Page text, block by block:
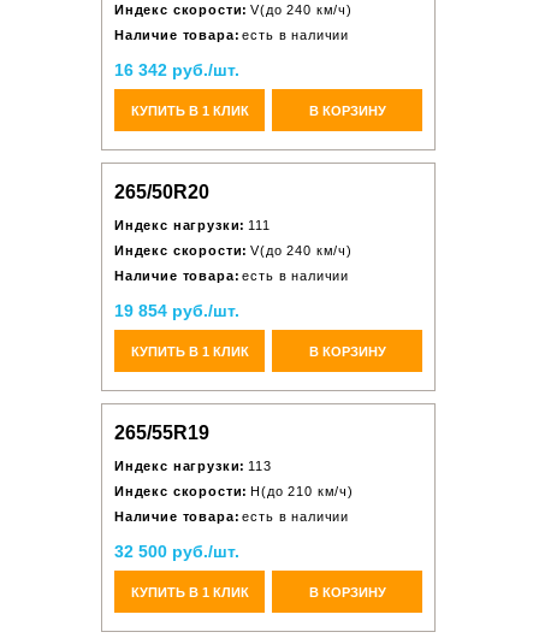
Индекс скорости: V(до 240 км/ч)
Наличие товара: есть в наличии
16 342 руб./шт.
КУПИТЬ В 1 КЛИК В КОРЗИНУ
265/50R20
Индекс нагрузки: 111
Индекс скорости: V(до 240 км/ч)
Наличие товара: есть в наличии
19 854 руб./шт.
КУПИТЬ В 1 КЛИК В КОРЗИНУ
265/55R19
Индекс нагрузки: 113
Индекс скорости: H(до 210 км/ч)
Наличие товара: есть в наличии
32 500 руб./шт.
КУПИТЬ В 1 КЛИК В КОРЗИНУ